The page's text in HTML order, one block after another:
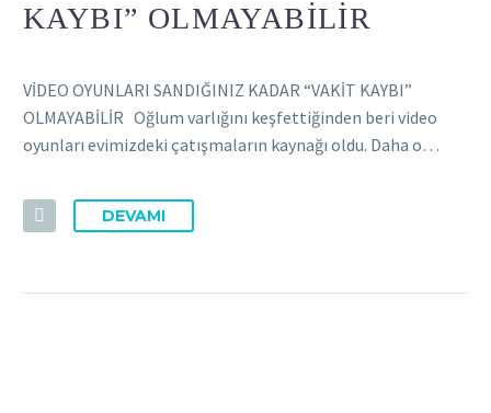
KAYBI” OLMAYABILIR
VİDEO OYUNLARI SANDIĞINIZ KADAR “VAKİT KAYBI”
OLMAYABİLİR Oğlum varlığını keşfettiğinden beri video
oyunları evimizdeki çatışmaların kaynağı oldu. Daha o…
DEVAMI